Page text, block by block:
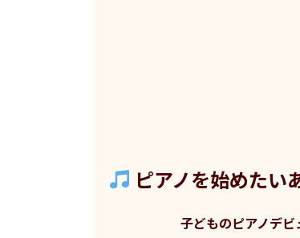
ピアノを始めたい
子どものピアノデ